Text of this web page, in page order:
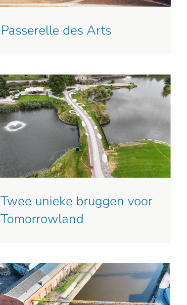
Passerelle des Arts
Twee unieke bruggen voor
Tomorrowland